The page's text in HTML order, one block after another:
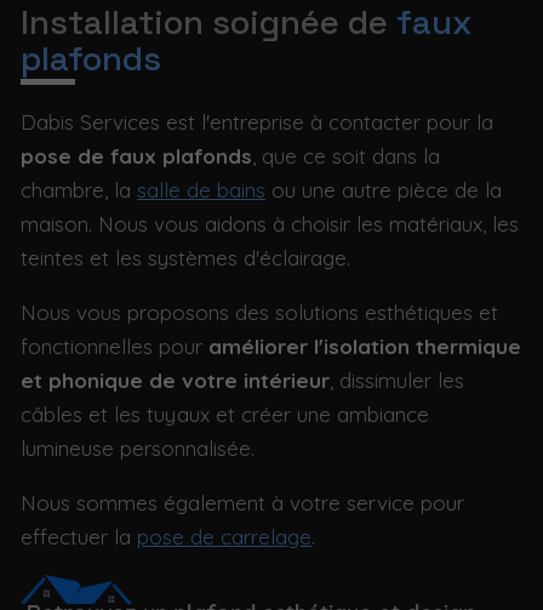
Installation soignée de faux
plafonds
Dabis Services est l'entreprise à contacter pour la
pose de faux plafonds, que ce soit dans la
chambre, lasalle de bains ou une autre pièce de la
maison. Nous vous aidons à choisir les matériaux, les
teintes et les systèmes d'éclairage.
Nous vous proposons des solutions esthétiques et
fonctionnelles pour améliorer l'isolation thermique
et phonique de votre intérieur, dissimuler les
câbles et les tuyaux et créer une ambiance
lumineuse personnalisée.
Nous sommes également à votre service pour
effectuer la pose de carrelage.